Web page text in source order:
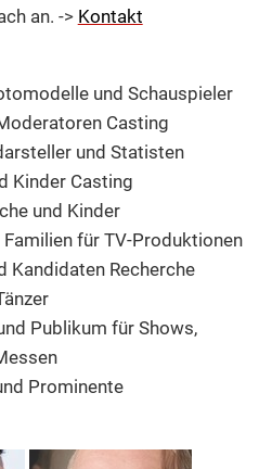
an. -> Kontakt
und Schauspieler
Casting
und Statisten
Kinder Casting
und Kinder
Familien für TV-Produktionen
Kandidaten Recherche
Publikum für Shows,
Prominente